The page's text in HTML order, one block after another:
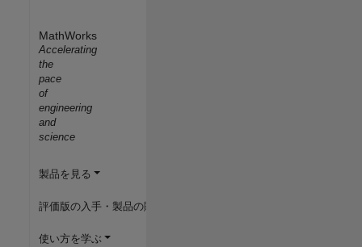
MathWorks
Accelerating
the
pace
of
engineering
and
science
製品を見る
評価版の入手・製品の購入
使い方を学ぶ